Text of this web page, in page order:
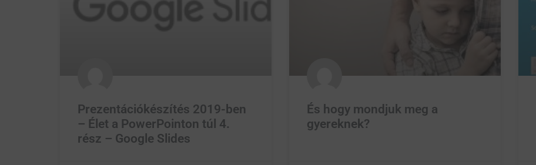
Prezentációkészítés 2019-ben
– Élet a PowerPointon túl 4.
rész – Google Slides
És hogy mondjuk meg a
gyereknek?